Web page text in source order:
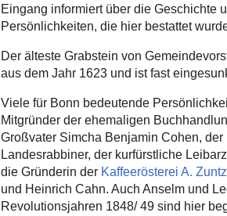
Eingang informiert über die Geschichte
Persönlichkeiten, die hier bestattet
Der älteste Grabstein von
aus dem Jahr 1623 und ist fast
Viele für Bonn bedeutende
Mitgründer der ehemaligen
Großvater Simcha Benjamin Cohen,
Landesrabbiner, der kurfürstliche
die Gründerin der Kaffeerösterei A.
und Heinrich Cahn. Auch Anselm und
Revolutionsjahren 1848/ 49 sind hier